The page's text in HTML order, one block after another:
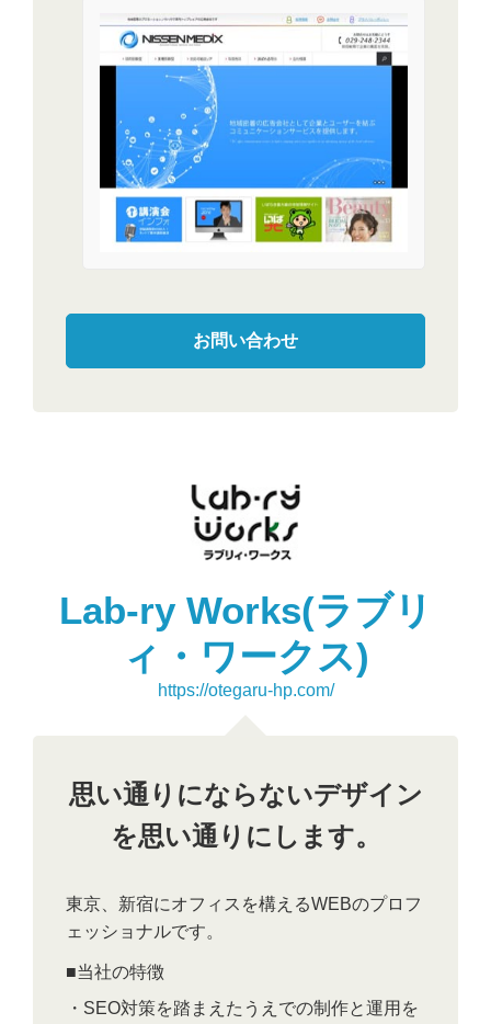
お問い合わせ
Lab-ry Works(ラブリ
ィ・ワークス)
https://otegaru-hp.com/
思い通りにならないデザイン
を思い通りにします。
東京、新宿にオフィスを構えるWEBのプロフ
ェッショナルです。
■当社の特徴
・SEO対策を踏まえたうえでの制作と運用を